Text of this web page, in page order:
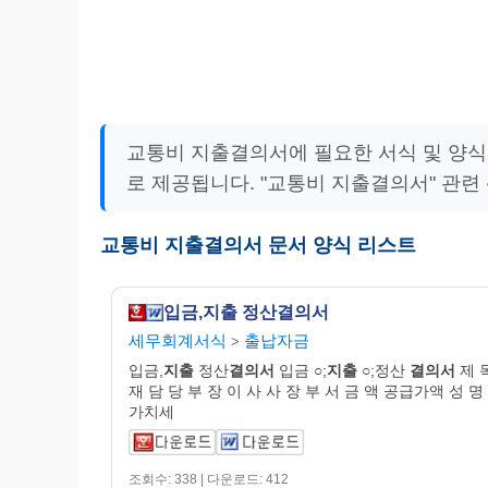
교통비 지출결의서에 필요한 서식 및 양
로 제공됩니다. "교통비 지출결의서" 관련
교통비 지출결의서 문서 양식 리스트
입금,지출 정산결의서
세무회계서식 > 출납자금
입금, 지출 정산결의서 입금 ○;지출 ○;정산 결의서 제
재 담 당 부 장 이 사 사 장 부 서 금 액 공급가액 성 명
가치세
조회수: 338 | 다운로드: 412